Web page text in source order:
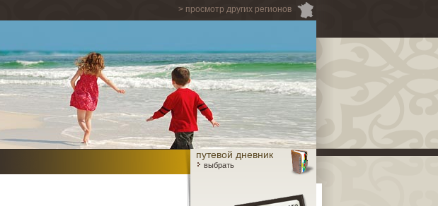
> просмотр других регионов
путевой дневник
выбрать